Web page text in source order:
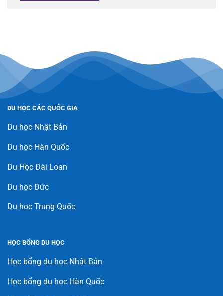
DU HỌC CÁC QUỐC GIA
Du học Nhật Bản
Du học Hàn Quốc
Du Học Đài Loan
Du học Đức
Du học Trung Quốc
HỌC BỔNG DU HỌC
Học bổng du học Nhật Bản
Học bổng du học Hàn Quốc